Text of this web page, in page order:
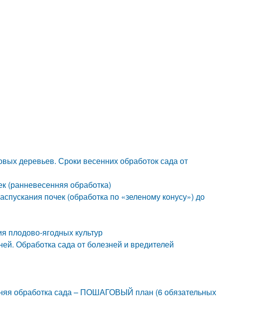
деревьев. Сроки весенних обработок сада от
(ранневесенняя обработка)
почек (обработка по «зеленому конусу») до
плодово-ягодных культур
Обработка сада от болезней и вредителей
обработка сада – ПОШАГОВЫЙ план (6 обязательных